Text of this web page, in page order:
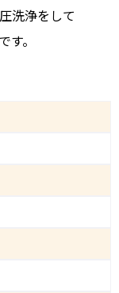
洗浄をして
。